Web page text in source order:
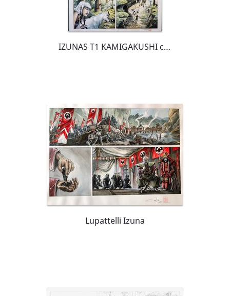
IZUNAS T1 KAMIGAKUSHI couleur directe
Lupattelli Izuna